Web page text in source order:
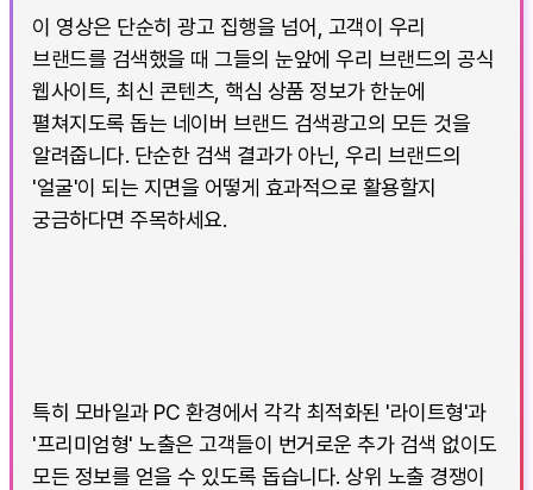
이 영상은 단순히 광고 집행을 넘어, 고객이 우리
브랜드를 검색했을 때 그들의 눈앞에 우리 브랜드의 공식
웹사이트, 최신 콘텐츠, 핵심 상품 정보가 한눈에
펼쳐지도록 돕는 네이버 브랜드 검색광고의 모든 것을
알려줍니다. 단순한 검색 결과가 아닌, 우리 브랜드의
'얼굴'이 되는 지면을 어떻게 효과적으로 활용할지
궁금하다면 주목하세요.
특히 모바일과 PC 환경에서 각각 최적화된 '라이트형'과
'프리미엄형' 노출은 고객들이 번거로운 추가 검색 없이도
모든 정보를 얻을 수 있도록 돕습니다. 상위 노출 경쟁이